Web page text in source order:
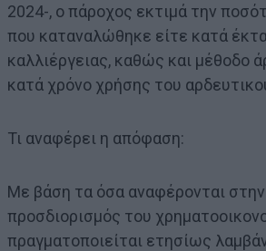
2024-, ο πάροχος εκτιμά την
που καταναλώθηκε είτε κατά
καλλιέργειας, καθώς και μέθοδο
κατά χρόνο χρήσης του
Τι αναφέρει η απόφαση:
Με βάση τα όσα αναφέρονται
προσδιορισμός του
πραγματοποιείται ετησίως